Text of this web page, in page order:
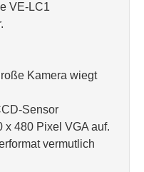
VE-LC1
Kamera wiegt
Sensor
x 480 Pixel VGA auf.
vermutlich